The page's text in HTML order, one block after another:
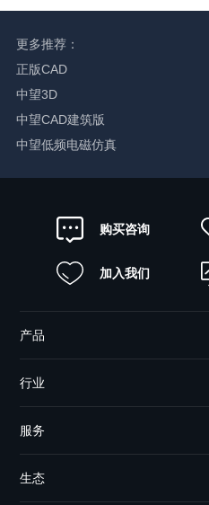
更多推荐：
正版CAD
中望3D
中望CAD建筑版
中望低频电磁仿真
购买咨询
加入我们
产品
行业
服务
生态